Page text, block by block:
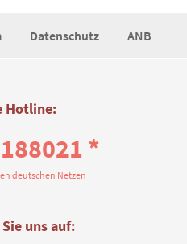
Datenschutz ANB
Hotline:
*
deutschen Netzen
uns auf: